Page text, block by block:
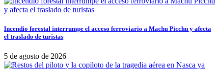
Incendio forestal interrumpe el acceso ferroviario a Machu Picchu y afecta
el traslado de turistas
5 de agosto de 2026